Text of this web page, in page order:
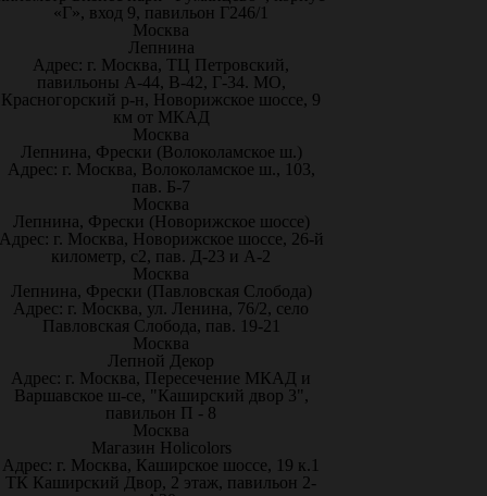
«Г», вход 9, павильон Г246/1
Москва
Лепнина
Адрес: г. Москва, ТЦ Петровский,
павильоны А-44, В-42, Г-34. МО,
Красногорский р-н, Новорижское шоссе, 9
км от МКАД
Москва
Лепнина, Фрески (Волоколамское ш.)
Адрес: г. Москва, Волоколамское ш., 103,
пав. Б-7
Москва
Лепнина, Фрески (Новорижское шоссе)
г. Москва, Новорижское шоссе, 26-й
километр, с2, пав. Д-23 и А-2
Москва
Лепнина, Фрески (Павловская Слобода)
Адрес: г. Москва, ул. Ленина, 76/2, село
Павловская Слобода, пав. 19-21
Москва
Лепной Декор
Адрес: г. Москва, Пересечение МКАД и
Варшавское ш-се, "Каширский двор 3",
павильон П - 8
Москва
Магазин Holicolors
Адрес: г. Москва, Каширское шоссе, 19 к.1
ТК Каширский Двор, 2 этаж, павильон 2-